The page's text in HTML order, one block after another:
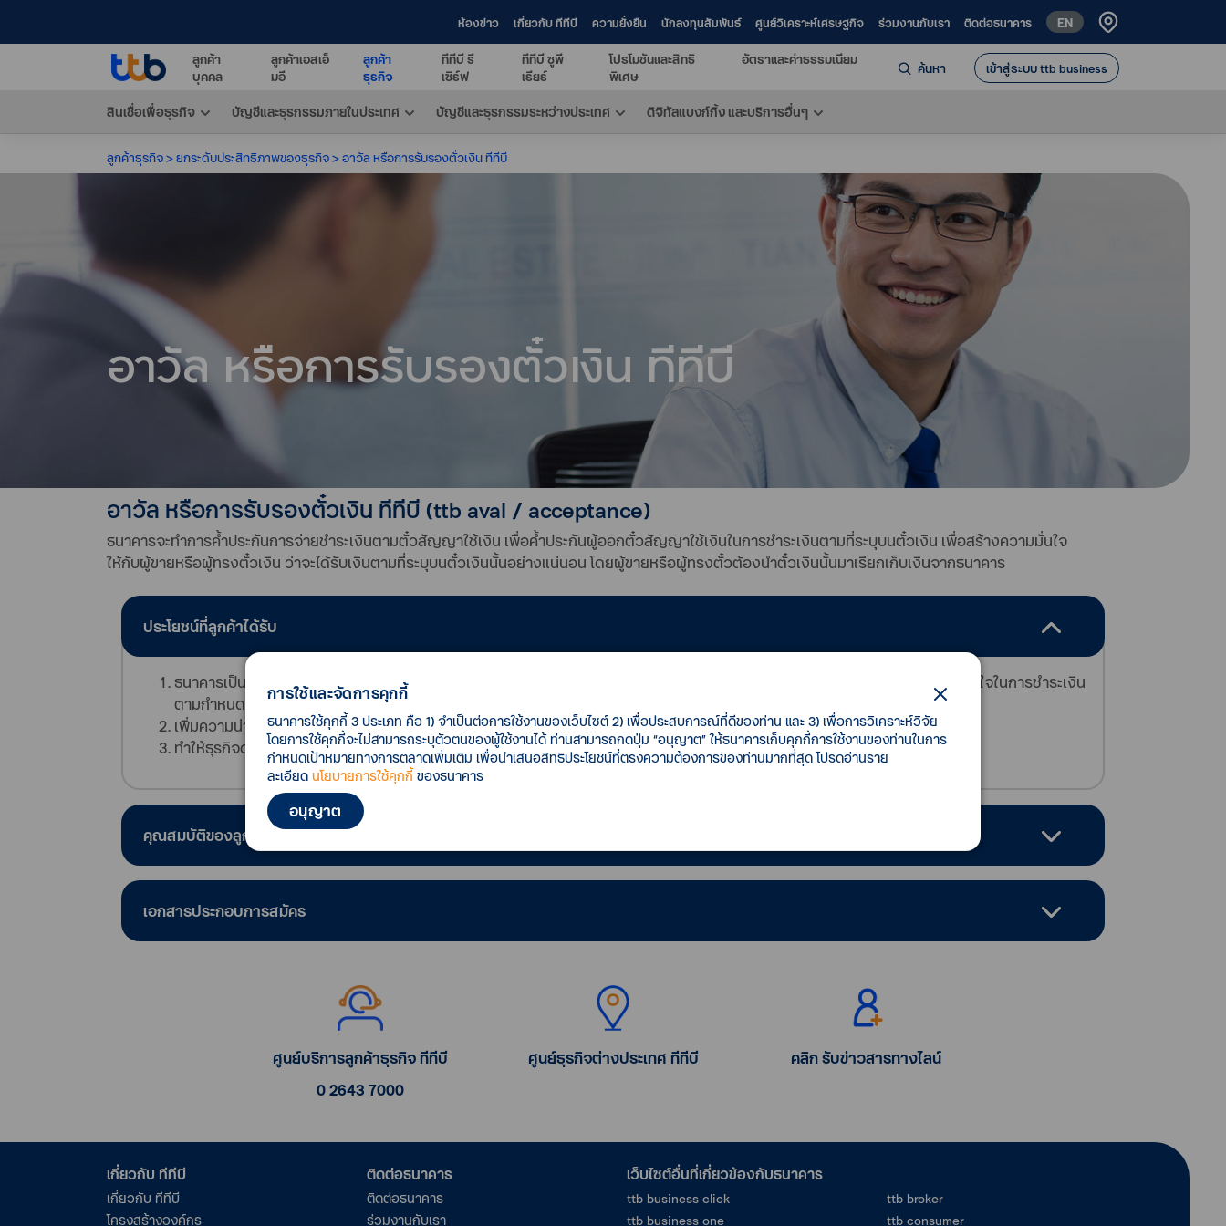
ห้องข่าว เกี่ยวกับ ทีทีบี ความยั่งยืน นักลงทุนสัมพันธ์ ศูนย์วิเคราะห์เศรษฐกิจ ร่วมงานกับเรา ติดต่อธนาคาร EN
ลูกค้า
บุคคล
ลูกค้าเอสเอ็
มอี
ลูกค้า
ธุรกิจ
ทีทีบี รี
เซิร์ฟ
ทีทีบี ซูพี
เรียร์
โปรโมชันและสิทธิ
พิเศษ
อัตราและค่าธรรมเนียม ค้นหา เข้าสู่ระบบ ttb business
สินเชื่อเพื่อธุรกิจ บัญชีและธุรกรรมภายในประเทศ บัญชีและธุรกรรมระหว่างประเทศ ดิจิทัลแบงก์กิ้ง และบริการอื่นๆ
ลูกค้าธุรกิจ ยกระดับประสิทธิภาพของธุรกิจ อาวัล หรือการรับรองตั๋วเงิน ทีทีบี
อาวัล หรือการรับรองตั๋วเงิน ทีทีบี
อาวัล หรือการรับรองตั๋วเงิน ทีทีบี (ttb aval / acceptance)
ธนาคารจะทำการค้ำประกันการจ่ายชำระเงินตามตั๋วสัญญาใช้เงิน เพื่อค้ำประกันผู้ออกตั๋วสัญญาใช้เงินในการชำระเงินตามที่ระบุบนตั๋วเงิน เพื่อสร้างความมั่นใจ
ให้กับผู้ขายหรือผู้ทรงตั๋วเงิน ว่าจะได้รับเงินตามที่ระบุบนตั๋วเงินนั้นอย่างแน่นอน โดยผู้ขายหรือผู้ทรงตั๋วต้องนำตั๋วเงินนั้นมาเรียกเก็บเงินจากธนาคาร
ประโยชน์ที่ลูกค้าได้รับ
ธนาคารเป็นผู้รับรอง และค้ำประกันการจ่ายเงินตามตราสารทางการเงิน เช่น ตั๋วแลกเงิน ตั๋วสัญญาใช้เงิน หรือเช็ค เพื่อสร้างความมั่นใจในการชำระเงิน
ตามกำหนดเวลาให้กับคู่สัญญา
เพิ่มความน่าเชื่อถือทางด้านการเงินกับคู่ค้า ทั้งคู่ค้ารายเดิมและคู่ค้ารายใหม่ซึ่งถือเป็นการเพิ่มโอกาสในการดำเนินธุรกิจ
ทำให้ธุรกิจดำเนินอย่างต่อเนื่องไม่ติดขัด
คุณสมบัติของลูกค้า
เอกสารประกอบการสมัคร
การใช้และจัดการคุกกี้
ธนาคารใช้คุกกี้ 3 ประเภท คือ 1) จำเป็นต่อการใช้งานของเว็บไซต์ 2) เพื่อประสบการณ์ที่ดีของท่าน และ 3) เพื่อการวิเคราะห์วิจัย
โดยการใช้คุกกี้จะไม่สามารถระบุตัวตนของผู้ใช้งานได้ ท่านสามารถกดปุ่ม “อนุญาต” ให้ธนาคารเก็บคุกกี้การใช้งานของท่านในการ
กำหนดเป้าหมายทางการตลาดเพิ่มเติม เพื่อนำเสนอสิทธิประโยชน์ที่ตรงความต้องการของท่านมากที่สุด โปรดอ่านราย
ละเอียด นโยบายการใช้คุกกี้ของธนาคาร
อนุญาต
ศูนย์บริการลูกค้าธุรกิจ ทีทีบี
0 2643 7000
ศูนย์ธุรกิจต่างประเทศ ทีทีบี คลิก รับข่าวสารทางไลน์
เกี่ยวกับ ทีทีบี
เกี่ยวกับ ทีทีบี
โครงสร้างองค์กร
ติดต่อธนาคาร
ติดต่อธนาคาร
ร่วมงานกับเรา
เว็บไซต์อื่นที่เกี่ยวข้องกับธนาคาร
ttb business click
ttb business one
ttb broker
ttb consumer